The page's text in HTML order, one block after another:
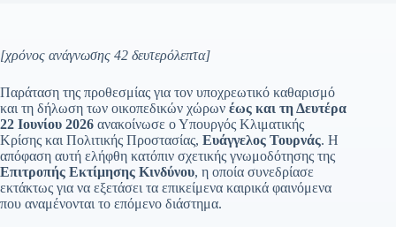
[χρόνος ανάγνωσης 42 δευτερόλεπτα]
Παράταση της προθεσμίας για τον υποχρεωτικό καθαρισμό
και τη δήλωση των οικοπεδικών χώρων έως και τη Δευτέρα
22 Ιουνίου 2026 ανακοίνωσε ο Υπουργός Κλιματικής
Κρίσης και Πολιτικής Προστασίας, Ευάγγελος Τουρνάς. Η
απόφαση αυτή ελήφθη κατόπιν σχετικής γνωμοδότησης της
Επιτροπής Εκτίμησης Κινδύνου, η οποία συνεδρίασε
εκτάκτως για να εξετάσει τα επικείμενα καιρικά φαινόμενα
που αναμένονται το επόμενο διάστημα.